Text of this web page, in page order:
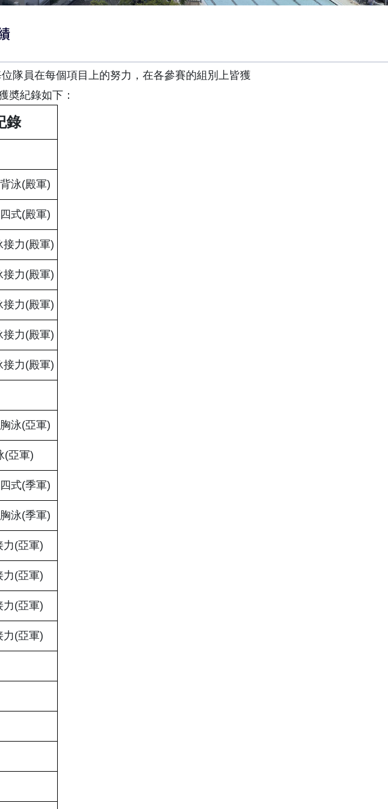
隊員在每個項目上的努力，在各參賽的組別上皆獲
奬紀錄如下：
錄
泳(殿軍)
式(殿軍)
接力(殿軍)
接力(殿軍)
接力(殿軍)
接力(殿軍)
接力(殿軍)
泳(亞軍)
(亞軍)
式(季軍)
泳(季軍)
力(亞軍)
力(亞軍)
力(亞軍)
力(亞軍)